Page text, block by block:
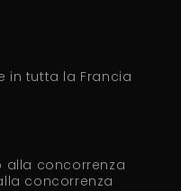
in tutta la Francia
alla concorrenza
concorrenza